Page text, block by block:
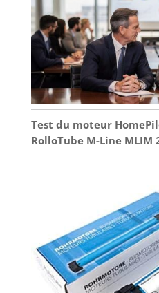
Test du moteur
RolloTube M-Line MLIM